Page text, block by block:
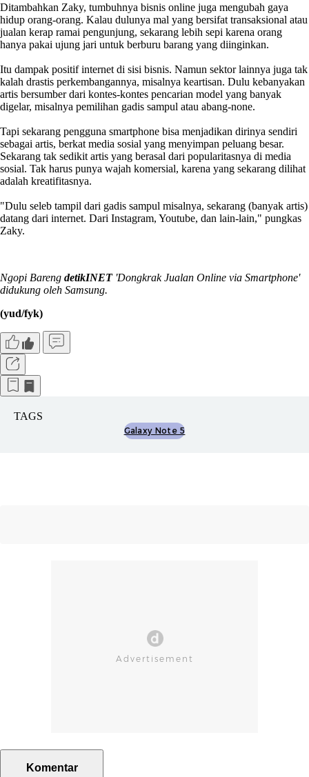
Ditambahkan Zaky, tumbuhnya bisnis online juga mengubah gaya
hidup orang-orang. Kalau dulunya mal yang bersifat transaksional atau
jualan kerap ramai pengunjung, sekarang lebih sepi karena orang
hanya pakai ujung jari untuk berburu barang yang diinginkan.
Itu dampak positif internet di sisi bisnis. Namun sektor lainnya juga tak
kalah drastis perkembangannya, misalnya keartisan. Dulu kebanyakan
artis bersumber dari kontes-kontes pencarian model yang banyak
digelar, misalnya pemilihan gadis sampul atau abang-none.
Tapi sekarang pengguna smartphone bisa menjadikan dirinya sendiri
sebagai artis, berkat media sosial yang menyimpan peluang besar.
Sekarang tak sedikit artis yang berasal dari popularitasnya di media
sosial. Tak harus punya wajah komersial, karena yang sekarang dilihat
adalah kreatifitasnya.
"Dulu seleb tampil dari gadis sampul misalnya, sekarang (banyak artis)
datang dari internet. Dari Instagram, Youtube, dan lain-lain," pungkas
Zaky.
Ngopi Bareng detikINET'Dongkrak Jualan Online via Smartphone'
didukung oleh Samsung.
(yud/fyk)
TAGS
Galaxy Note 5
Komentar